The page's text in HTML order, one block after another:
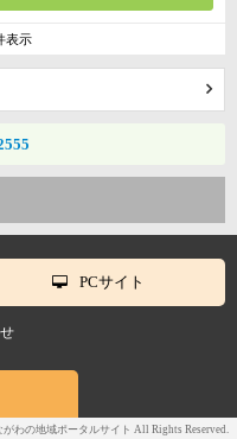
表示
PCサイト
わの地域ポータルサイト All Rights Reserved.